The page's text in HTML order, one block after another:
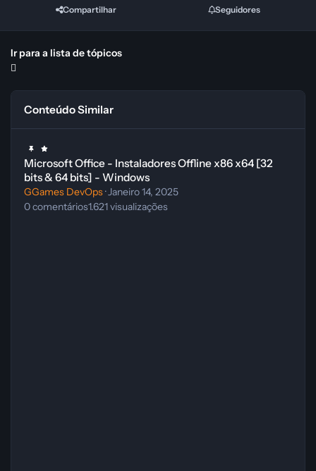
Compartilhar Seguidores
Ir para a lista de tópicos
Conteúdo Similar
Microsoft Office - Instaladores Offline x86 x64 [32
bits & 64 bits] - Windows
GGames DevOps·Janeiro 14, 2025
0comentários1.621visualizações